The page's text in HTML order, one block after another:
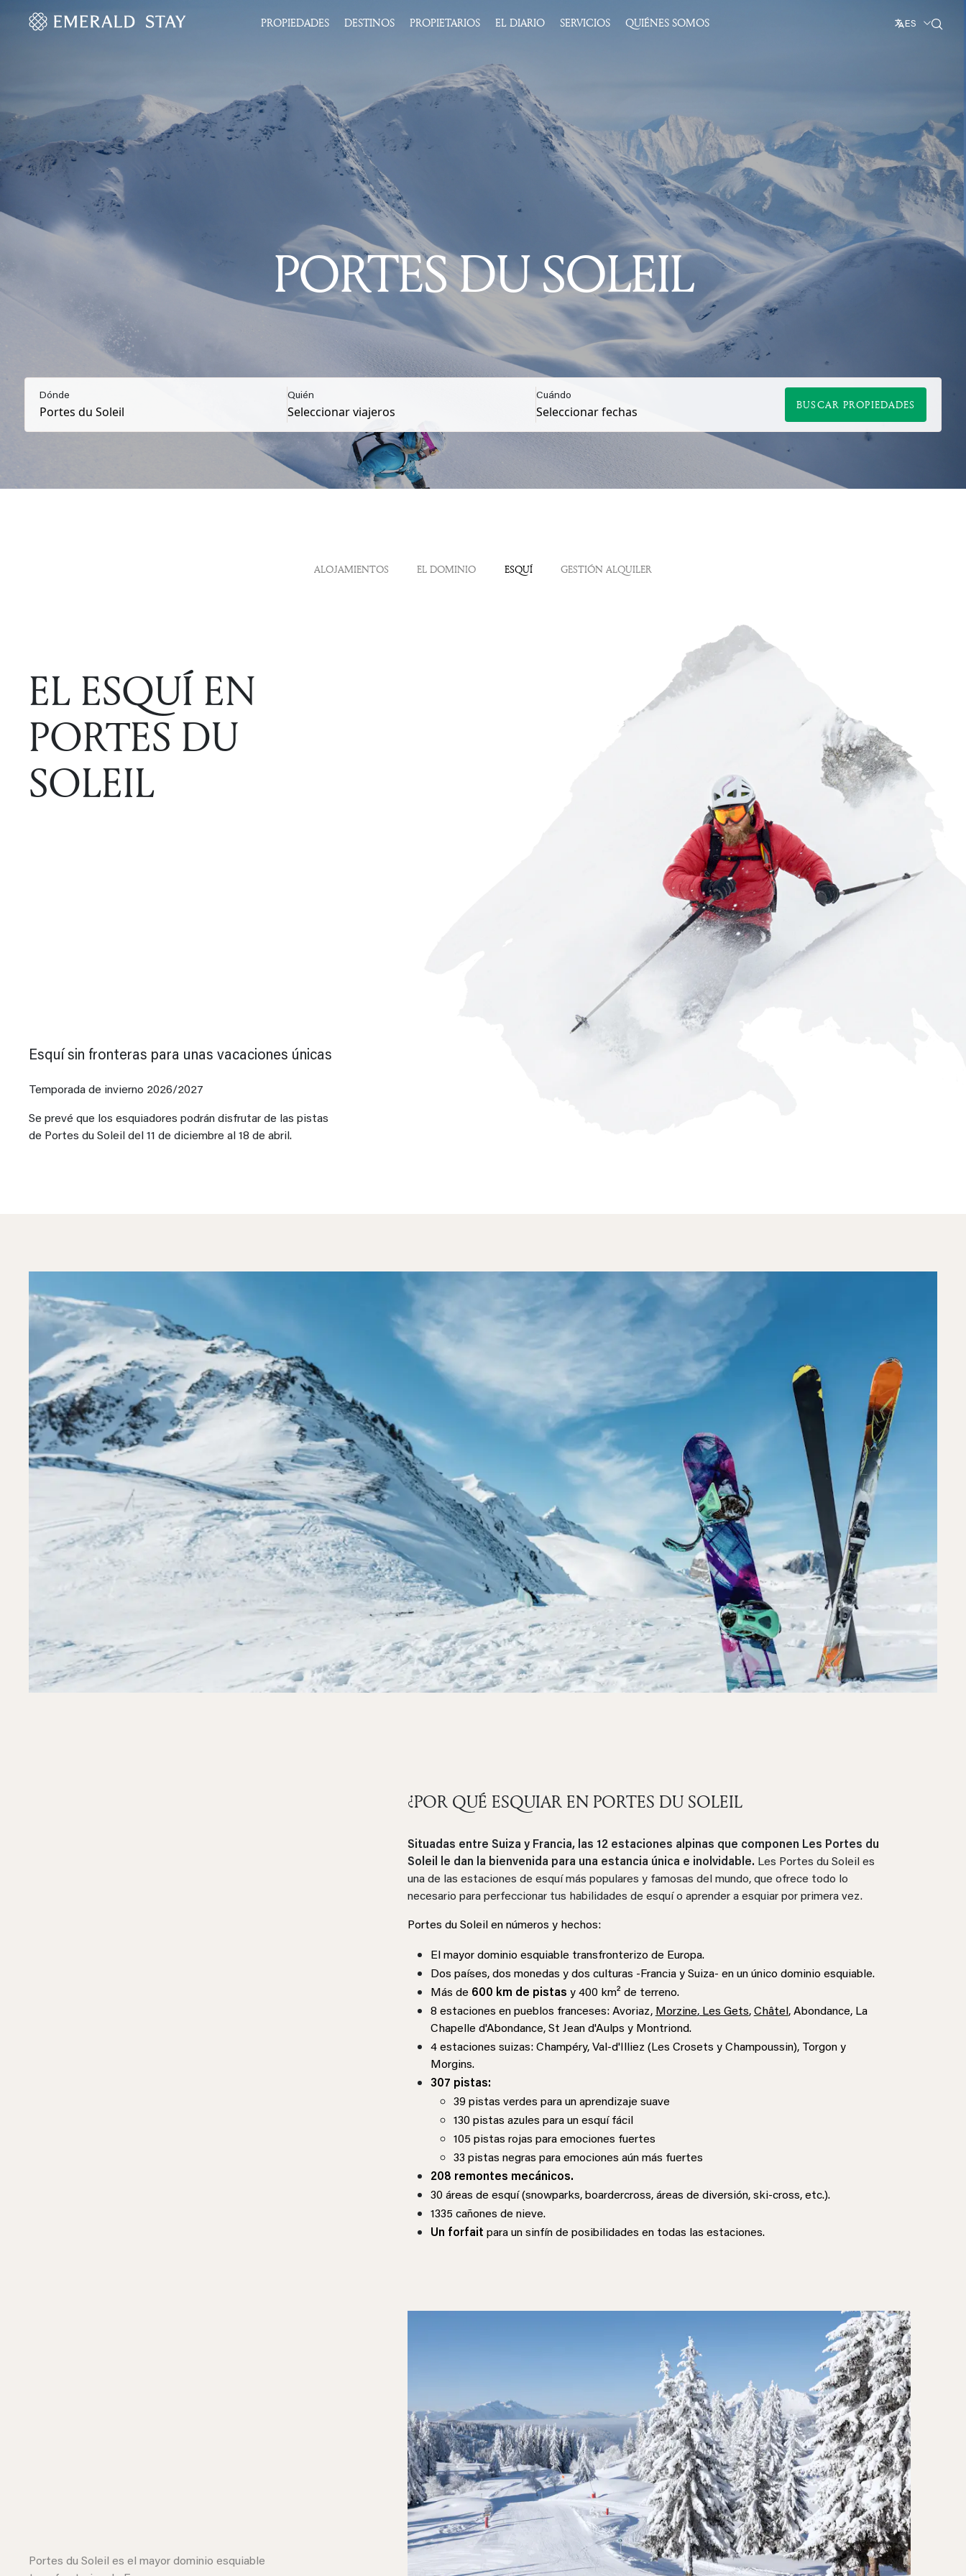
ES
PROPIEDADES DESTINOS PROPIETARIOS EL DIARIO SERVICIOS QUIÉNES SOMOS
PORTES DU SOLEIL
Dónde Quién Cuándo
BUSCAR PROPIEDADES
ALOJAMIENTOS EL DOMINIO ESQUÍ GESTIÓN ALQUILER
EL ESQUÍ EN
PORTES DU
SOLEIL
Esquí sin fronteras para unas vacaciones únicas
Temporada de invierno 2026/2027
Se prevé que los esquiadores podrán disfrutar de las pistas
de Portes du Soleil del 11 de diciembre al 18 de abril.
¿POR QUÉ ESQUIAR EN PORTES DU SOLEIL
Situadas entre Suiza y Francia, las 12 estaciones alpinas que componen Les Portes du
Soleil le dan la bienvenida para una estancia única e inolvidable. Les Portes du Soleil es
una de las estaciones de esquí más populares y famosas del mundo, que ofrece todo lo
necesario para perfeccionar tus habilidades de esquí o aprender a esquiar por primera vez.
Portes du Soleil en números y hechos:
El mayor dominio esquiable transfronterizo de Europa.
Dos países, dos monedas y dos culturas -Francia y Suiza- en un único dominio esquiable.
Más de 600 km de pistas y 400 km² de terreno.
8 estaciones en pueblos franceses: Avoriaz, Morzine,Les Gets, Châtel , Abondance, La
Chapelle d'Abondance, St Jean d'Aulps y Montriond.
4 estaciones suizas: Champéry, Val-d'Illiez (Les Crosets y Champoussin), Torgon y
Morgins.
307 pistas:
39 pistas verdes para un aprendizaje suave
130 pistas azules para un esquí fácil
105 pistas rojas para emociones fuertes
33 pistas negras para emociones aún más fuertes
208 remontes mecánicos.
30 áreas de esquí (snowparks, boardercross, áreas de diversión, ski-cross, etc.).
1335 cañones de nieve.
Un forfait para un sinfín de posibilidades en todas las estaciones.
Portes du Soleil es el mayor dominio esquiable